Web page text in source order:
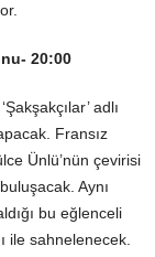
20:00
adlı
Fransız
Ünlü’nün çevirisi
Aynı
bu eğlenceli
ile sahnelenecek.